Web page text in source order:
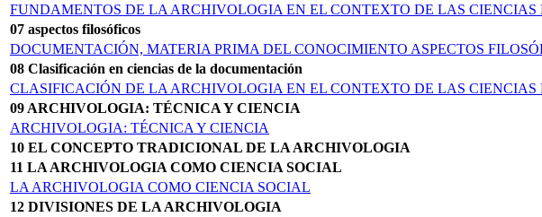
FUNDAMENTOS DE LA ARCHIVOLOGIA EN EL CONTEXTO DE LAS
07 aspectos filosóficos
DOCUMENTACIÓN, MATERIA PRIMA DEL CONOCIMIENTO ASPECTOS
08 Clasificación en ciencias de la documentación
CLASIFICACIÓN DE LA ARCHIVOLOGIA EN EL CONTEXTO DE LAS
09 ARCHIVOLOGIA: TÉCNICA Y CIENCIA
ARCHIVOLOGIA: TÉCNICA Y CIENCIA
10 EL CONCEPTO TRADICIONAL DE LA AR­CHIVOLOGIA
11 LA ARCHIVOLOGIA COMO CIENCIA SOCIAL
LA ARCHIVOLOGIA COMO CIENCIA SOCIAL
12 DIVISIONES DE LA ARCHIVOLOGIA